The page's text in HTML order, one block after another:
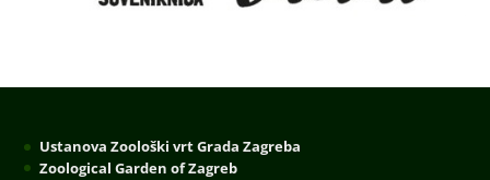
Ustanova Zoološki vrt Grada Zagreba
Zoological Garden of Zagreb